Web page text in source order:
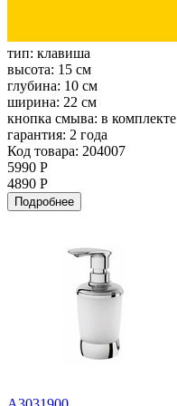
тип: клавиша
высота: 15 см
глубина: 10 см
ширина: 22 см
кнопка смыва: в комплекте
гарантия: 2 года
Код товара: 204007
5990 Р
4890 Р
Подробнее